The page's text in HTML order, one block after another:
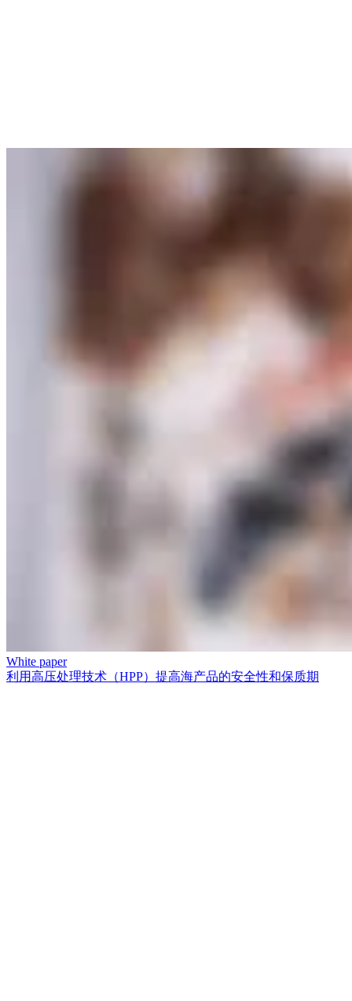
White paper
利用高压处理技术（HPP）提高海产品的安全性和保质期